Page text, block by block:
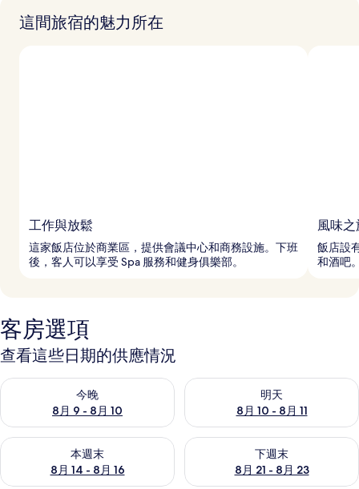
這間旅宿的魅力所在
工作與放鬆
這家飯店位於商業區，提供會議中心和商務設施。下班
後，客人可以享受 Spa 服務和健身俱樂部。
風味之
飯店設
和酒吧
客房選項
查看這些日期的供應情況
今晚
8月 9 - 8月 10
查看今晚 (8月 9 - 8月 10) 的供應情況
明天
8月 10 - 8月 11
查看明天 (8月 10 - 8月 11) 的
本週末
8月 14 - 8月 16
查看本週末 (8月 14 - 8月 16) 的供應情況
下週末
8月 21 - 8月 23
查看下週末 (8月 21 - 8月 23)